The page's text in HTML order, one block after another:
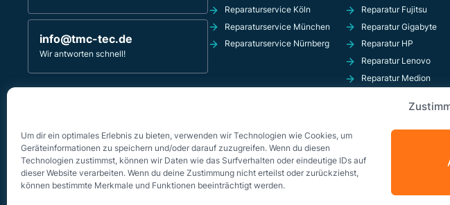
Um dir ein optimales Erlebnis zu bieten, verwenden wir Technologien wie Cookies, um
Geräteinformationen zu speichern und/oder darauf zuzugreifen. Wenn du diesen
Technologien zustimmst, können wir Daten wie das Surfverhalten oder eindeutige IDs auf
dieser Website verarbeiten. Wenn du deine Zustimmung nicht erteilst oder zurückziehst,
können bestimmte Merkmale und Funktionen beeinträchtigt werden.
info@tmc-tec.de
Wir antworten schnell!
Reparaturservice Köln
Reparaturservice München
Reparaturservice Nürnberg
Reparatur Fujitsu
Reparatur Gigabyte
Reparatur HP
Reparatur Lenovo
Reparatur Medion
Reparatur Razer
Reparatur Schenker